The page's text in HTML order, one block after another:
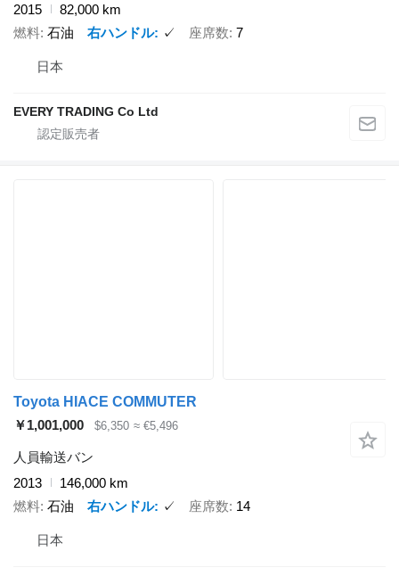
2015
82,000 km
燃料 石油 右ハンドル ✓ 座席数 7
日本
EVERY TRADING Co Ltd
Toyota HIACE COMMUTER
￥1,001,000
$6,350 ≈ €5,496
人員輸送バン
2013
146,000 km
燃料 石油 右ハンドル ✓ 座席数 14
日本